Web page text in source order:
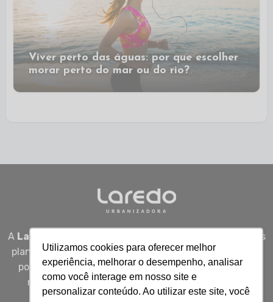
Utilizamos cookies para oferecer melhor
experiência, melhorar o desempenho, analisar
como você interage em nosso site e
personalizar conteúdo. Ao utilizar este site, você
Viver perto das águas: por que escolher
morar perto do mar ou do rio?
A Laredo Urbanizadora
desenvolve empreendimentos
planejados em Sergipe, unindo qualidade, segurança e
potencial real de valorização para quem busca viver
melhor, investir bem e construir patrimônio com
inteligência.